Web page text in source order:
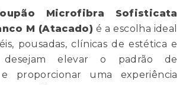
Microfibra Sofisticata
M (Atacado) é a escolha ideal
pousadas, clínicas de estética e
elevar o padrão de
proporcionar uma experiência